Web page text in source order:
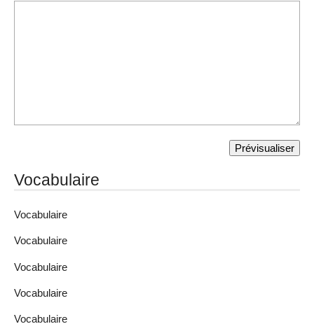
Vocabulaire
Vocabulaire
Vocabulaire
Vocabulaire
Vocabulaire
Vocabulaire